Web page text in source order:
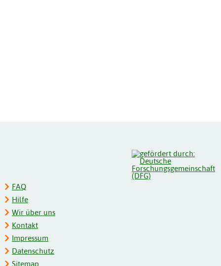
FAQ
Hilfe
Wir über uns
Kontakt
Impressum
Datenschutz
Sitemap